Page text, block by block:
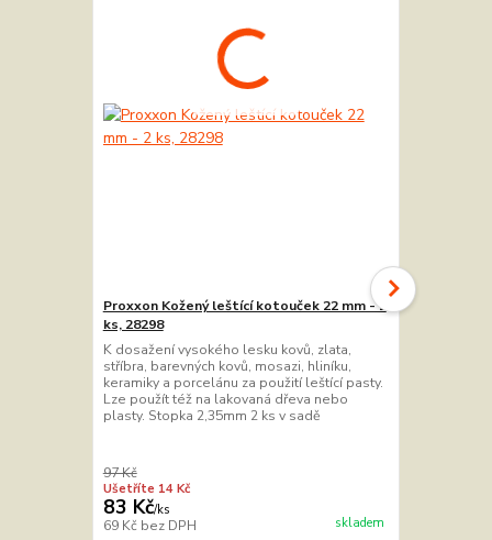
Proxxon Kožený leštící kotouček 22 mm - 2
ks, 28298
K dosažení vysokého lesku kovů, zlata,
stříbra, barevných kovů, mosazi, hliníku,
keramiky a porcelánu za použití leštící pasty.
Lze použít též na lakovaná dřeva nebo
plasty. Stopka 2,35mm 2 ks v sadě
97 Kč
Ušetříte 14 Kč
83 Kč/ks
69 Kč bez DPH skladem
Proxxon